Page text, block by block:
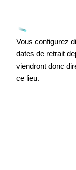
Vous configurez
dates de retrait
viendront donc
ce lieu.